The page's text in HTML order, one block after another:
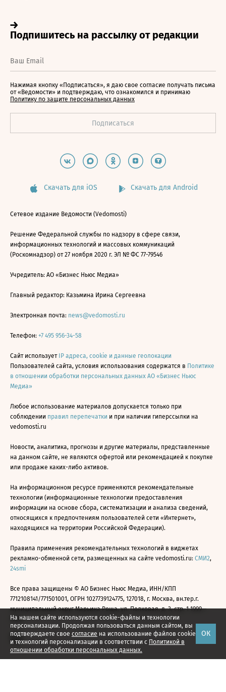
На нашем сайте используются cookie-файлы и технологии
персонализации. Продолжая пользоваться данным сайтом, вы
подтверждаете свое согласие на использование файлов cookie
и технологий персонализации в соответствии с Политикой в
отношении обработки персональных данных.
ОК
Нажимая кнопку «Подписаться», я даю свое согласие получать письма
от «Ведомости» и подтверждаю, что ознакомился и принимаю
Политику по защите персональных данных
Скачать для iOS Скачать для Android
Сетевое издание Ведомости (Vedomosti)
Решение Федеральной службы по надзору в сфере связи,
информационных технологий и массовых коммуникаций
(Роскомнадзор) от 27 ноября 2020 г. ЭЛ № ФС 77-79546
Учредитель: АО «Бизнес Ньюс Медиа»
Главный редактор: Казьмина Ирина Сергеевна
Электронная почта: news@vedomosti.ru
Телефон: +7 495 956-34-58
Сайт использует IP адреса, cookie и данные геолокации
Пользователей сайта, условия использования содержатся в Политике
в отношении обработки персональных данных АО «Бизнес Ньюс
Медиа»
Любое использование материалов допускается только при
соблюдении правил перепечатки и при наличии гиперссылки на
vedomosti.ru
Новости, аналитика, прогнозы и другие материалы, представленные
на данном сайте, не являются офертой или рекомендацией к покупке
или продаже каких-либо активов.
На информационном ресурсе применяются рекомендательные
технологии (информационные технологии предоставления
информации на основе сбора, систематизации и анализа сведений,
относящихся к предпочтениям пользователей сети «Интернет»,
находящихся на территории Российской Федерации).
Правила применения рекомендательных технологий в виджетах
рекламно-обменной сети, размещенных на сайте vedomosti.ru: СМИ2,
24smi
Все права защищены © АО Бизнес Ньюс Медиа, ИНН/КПП
7712108141/771501001, ОГРН 1027739124775, 127018, г. Москва, вн.тер.г.
муниципальный округ Марьина Роща, ул. Полковая, д. 3, стр. 1 1999—
2026